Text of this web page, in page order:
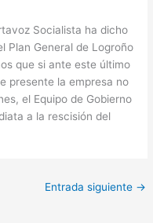
Socialista ha dicho
Plan General de Logroño
que si ante este último
presente la empresa no
el Equipo de Gobierno
a la rescisión del
Entrada siguiente →